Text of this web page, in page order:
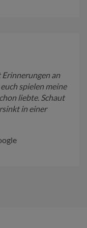
Erinnerungen an
spielen meine
liebte. Schaut
in einer